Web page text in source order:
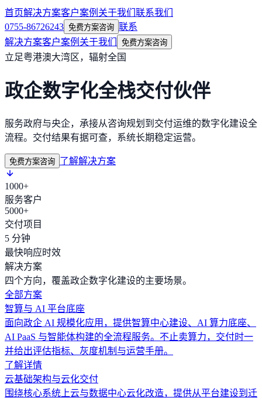
首页解决方案客户案例 关于我们 联系我们
0755-86726243 免费方案咨询 联系
解决方案客户案例 关于我们 免费方案咨询
立足粤港澳大湾区，辐射全国
政企数字化全栈交付伙伴
服务政府与央企，承接从咨询规划到交付运维的数字化建设全
流程。交付结果有据可查，系统长期稳定运营。
免费方案咨询 了解解决方案
1000+
服务客户
5000+
交付项目
5 分钟
最快响应时效
解决方案
四个方向，覆盖政企数字化建设的主要场景。
全部方案
智算与 AI 平台底座
面向政企 AI 规模化应用，提供智算中心建设、AI 算力底座、
AI PaaS 与智能体构建的全流程服务。不止卖算力，交付时一
并给出评估指标、灰度机制与运营手册。
了解详情
云基础架构与云化交付
围绕核心系统上云与数据中心云化改造，提供从平台建设到迁